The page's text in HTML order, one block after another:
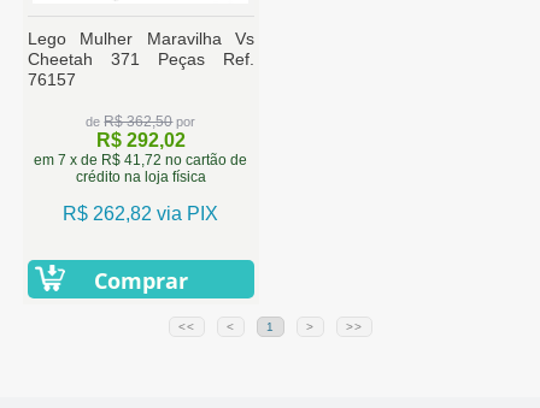
Lego Mulher Maravilha Vs
Cheetah 371 Peças Ref.
76157
deR$ 362,50por
R$ 292,02
em 7 x de R$ 41,72 no cartão de
crédito na loja física
R$ 262,82 via PIX
Comprar
<< < 1 > >>